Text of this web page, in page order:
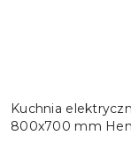
Kuchnia
800x700 mm